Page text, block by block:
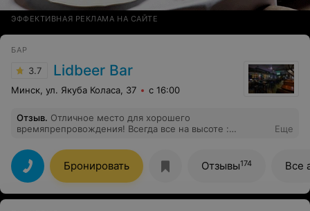
ЭФФЕКТИВНАЯ РЕКЛАМА НА САЙТЕ
БАР
3.7 Lidbeer Bar
Минск, ул. Якуба Коласа, 37 с 16:00
Отзыв. Отличное место для хорошего
времяпрепровождения! Всегда все на высоте :
была посовременнее ) сейчас играет в основном рок -
надоел немного, честно говоря)
Еще
Бронировать Отзывы174 Все